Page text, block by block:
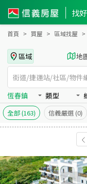
找
屏東
首頁 買屋 區域找屋
區域 地
恆春鎮 類型
全部(163) 信義嚴選 (0)